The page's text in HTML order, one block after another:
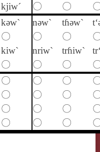
kjiw´ 〇 〇
kǝw` nǝw` tɦǝw`
〇 〇 〇
kiw` nriw` trɦiw`
〇 〇 〇
〇 〇 〇
〇 〇 〇
〇 〇 〇
〇 〇 〇